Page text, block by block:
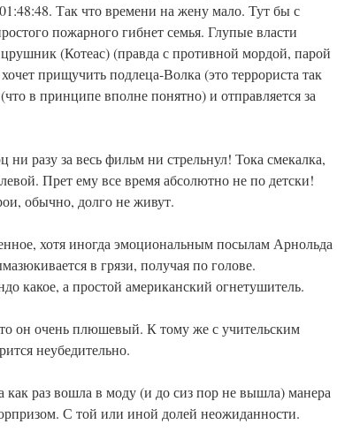
Так что времени на жену мало. Тут бы с
пожарного гибнет семья. Глупые власти
(Котеас) (правда с противной мордой, парой
прищучить подлеца-Волка (это террориста так
в принципе вполне понятно) и отправляется за
разу за весь фильм ни стрельнул! Тока смекалка,
Прет ему все время абсолютно не по детски!
обычно, долго не живут.
хотя иногда эмоциональным посылам Арнольда
в грязи, получая по голове.
какое, а простой американский огнетушитель.
он очень плюшевый. К тому же с учительским
неубедительно.
как раз вошла в моду (и до сиз пор не вышла) манера
С той или иной долей неожиданности.